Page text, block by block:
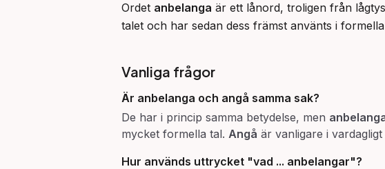
Ordet anbelanga är ett lånord, troligen från
talet och har sedan dess främst använts i
Vanliga frågor
Är anbelanga och angå samma sak?
De har i princip samma betydelse, men
mycket formella tal. Angå är vanligare i
Hur används uttrycket "vad ... anbelangar"?